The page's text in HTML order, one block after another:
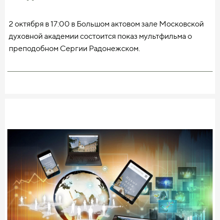
текста, созданного специально для нашего проекта. На
самом деле первое и главное, что удалось успешно
сделать — это собрать высококлассный коллектив
сайта, фильма и других направлений проекта. В работе
редакционного совета на протяжение последних
полугода принимали участие наши научные редакторы
и авторы — директор Института истории и социальных
наук Российского государственного педагогического
университета им. А.И. Герцена доктор исторических
наук Р.А. Соколов (г. Санкт Петербург), А.Е. Тарасов,
кандидат исторических наук, доцент исторического
2 октября в 17:00 в Большом актовом зале Московской
духовной академии состоится показ мультфильма о
преподобном Сергии Радонежском.
«Забытое чудо» — совместный проект Свято-Троицкой
После показа зрители смогут пообщаться с создателями
картины. Во встрече примут участие:
— ректор Московской духовной академии, наместник
Свято-Троицкой Сергиевой Лавры епископ Сергиево-
Посадский и Дмитровский Кирилл,